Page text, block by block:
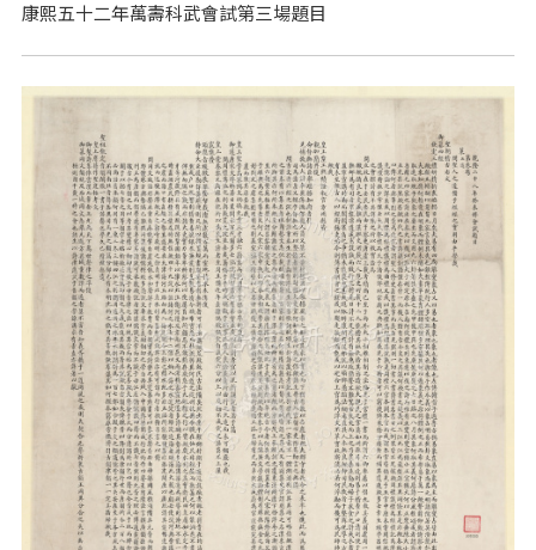
康熙五十二年萬壽科武會試第三場題目